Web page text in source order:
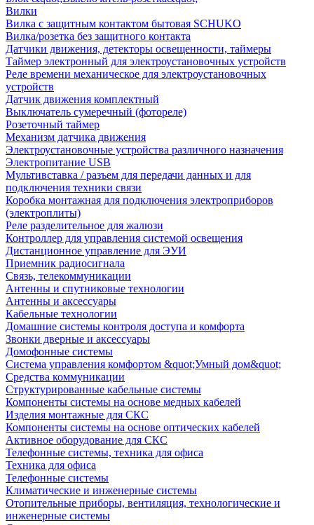
Вилки
Вилка с защитным контактом бытовая SCHUKO
Вилка/розетка без защитного контакта
Датчики движения, детекторы освещенности, таймеры
Таймер электронный для электроустановочных устройств
Реле времени механическое для электроустановочных
устройств
Датчик движения комплектный
Выключатель сумеречный (фотореле)
Розеточный таймер
Механизм датчика движения
Электроустановочные устройства различного назначения
Электропитание USB
Мультивставка / разъем для передачи данных и для
подключения техники связи
Коробка монтажная для подключения электроприборов
(электроплиты)
Реле разделительное для жалюзи
Контроллер для управления системой освещения
Дистанционное управление для ЭУИ
Приемник радиосигнала
Связь, телекоммуникации
Антенны и спутниковые технологии
Антенны и аксессуары
Кабельные технологии
Домашние системы контроля доступа и комфорта
Звонки дверные и аксессуары
Домофонные системы
Система управления комфортом &quot;Умный дом&quot;
Средства коммуникации
Структурированные кабельные системы
Компоненты системы на основе медных кабелей
Изделия монтажные для СКС
Компоненты системы на основе оптических кабелей
Активное оборудование для СКС
Телефонные системы, техника для офиса
Техника для офиса
Телефонные системы
Климатические и инженерные системы
Отопительные приборы, вентиляция, технологические и
инженерные системы